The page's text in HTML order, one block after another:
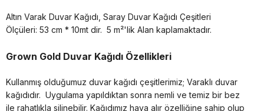
Altın Varak Duvar Kağıdı, Saray Duvar Kağıdı Çeşitleri
Ölçüleri: 53 cm * 10mt dir. 5 m²'lik Alan kaplamaktadır.
Grown Gold Duvar Kağıdı Özellikleri
Kullanmış olduğumuz duvar kağıdı çeşitlerimiz; Varaklı duvar
kağıdıdır. Uygulama yapıldıktan sonra nemli ve temiz bir bez
ile rahatlıkla silinebilir. Kağıdımız hava alır özelliğine sahip olup